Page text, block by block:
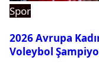
Spor
2026 Avrupa
Voleybol